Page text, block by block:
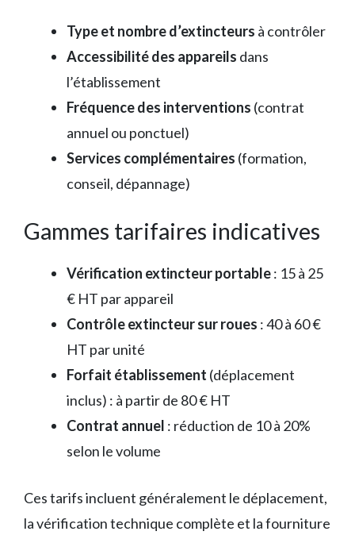
Type et nombre d’extincteurs à contrôler
Accessibilité des appareils dans
l’établissement
Fréquence des interventions (contrat
annuel ou ponctuel)
Services complémentaires (formation,
conseil, dépannage)
Gammes tarifaires indicatives
Vérification extincteur portable: 15 à 25
€ HT par appareil
Contrôle extincteur sur roues : 40 à 60 €
HT par unité
Forfait établissement (déplacement
inclus) : à partir de 80 € HT
Contrat annuel : réduction de 10 à 20%
selon le volume
Ces tarifs incluent généralement le déplacement,
la vérification technique complète et la fourniture